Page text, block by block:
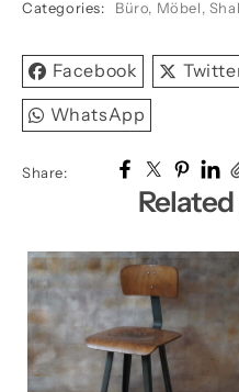
Categories:
Büro, Möbel,
Facebook
WhatsApp
Share: